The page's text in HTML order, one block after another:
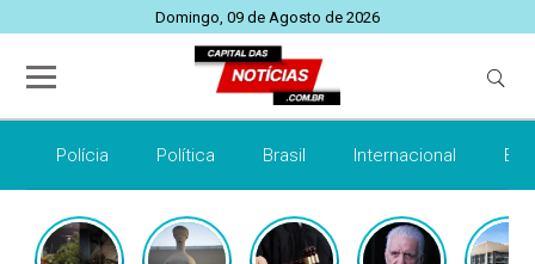
Domingo, 09 de Agosto de 2026
Polícia Política Brasil Internacional